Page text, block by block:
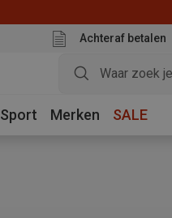
Achteraf betalen
Sport Merken SALE